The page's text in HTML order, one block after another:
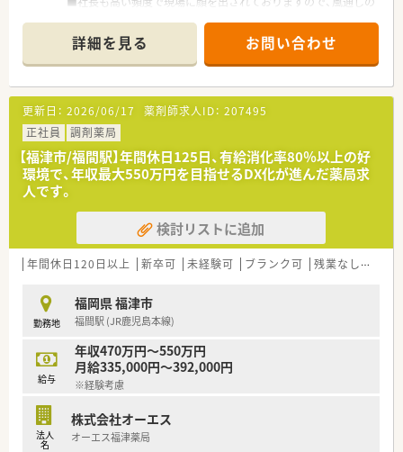
■社員の方も皆様お話しぶりも優しい雰囲気です。
詳細を見る お問い合わせ
更新日： 2026/06/17 薬剤師求人ID： 207495
正社員
調剤薬局
【福津市/福間駅】年間休日125日、有給消化率80％以上の好
環境で、年収最大550万円を目指せるDX化が進んだ薬局求
人です。
検討リストに追加
年間休日120日以上 新卒可 未経験可 ブランク可 残業なし(ほぼなし含む)
勤務地
福岡県 福津市
福間駅 (JR鹿児島本線)
給与
年収470万円～550万円
月給335,000円～392,000円
※経験考慮
法人
名
株式会社オーエス
オーエス福津薬局